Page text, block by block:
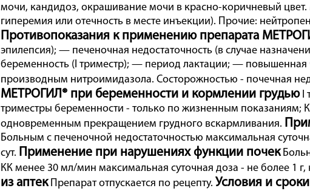
мочи, кандидоз, окрашивание мочи в красно-коричневый
гиперемия или отечность в месте инъекции). Прочие:
Противопоказания к применению препарата
эпилепсия); — печеночная недостаточность (в случае
беременность (I триместр); — период лактации; — повышенная
производным нитроимидазола. Состорожностью - почечная
МЕТРОГИЛ® при беременности и кормлении грудьюI
триместры беременности - только по жизненным
одновременным прекращением грудного вскармливания.
Больным с печеночной недостаточностью максимальная
сут.
Применение при нарушениях функции почек
КК менее 30 мл/мин максимальная суточная доза - не более 1 г,
из аптекПрепарат отпускается по рецепту. Условия и